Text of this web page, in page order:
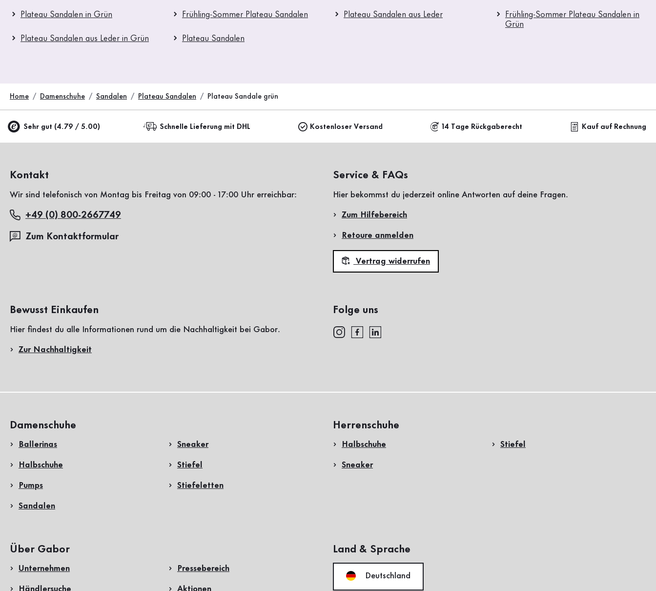
Plateau Sandalen in Grün Frühling-Sommer Plateau Sandalen Plateau Sandalen aus Leder
Frühling-Sommer Plateau Sandalen in
Grün
Plateau Sandalen aus Leder in Grün
Plateau Sandalen
Home Damenschuhe Sandalen Plateau Sandalen Plateau Sandale grün
Sehr gut (4.79 / 5.00) Schnelle Lieferung mit DHL Kostenloser Versand 14 Tage Rückgaberecht Kauf auf Rechnung
Kontakt
Wir sind telefonisch von Montag bis Freitag von 09:00 - 17:00 Uhr erreichbar:
+49 (0) 800-2667749
Zum Kontaktformular
Service & FAQs
Hier bekommst du jederzeit online Antworten auf deine Fragen.
Zum Hilfebereich
Retoure anmelden
Vertrag widerrufen
Bewusst Einkaufen
Hier findest du alle Informationen rund um die Nachhaltigkeit bei Gabor.
Zur Nachhaltigkeit
Folge uns
Damenschuhe
Ballerinas
Halbschuhe
Pumps
Sandalen
Sneaker
Stiefel
Stiefeletten
Herrenschuhe
Halbschuhe
Sneaker
Stiefel
Über Gabor
Unternehmen
Händlersuche
Pressebereich
Aktionen
Land & Sprache
Deutschland